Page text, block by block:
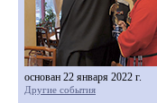
основан 22 января 2022 г.
Другие события